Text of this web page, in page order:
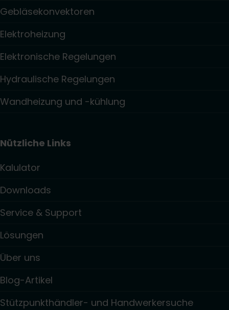
Gebläsekonvektoren
Elektroheizung
Elektronische Regelungen
Hydraulische Regelungen
Wandheizung und -kühlung
Nützliche Links
Kalulator
Downloads
Service & Support
Lösungen
Über uns
Blog-Artikel
Stützpunkthändler- und Handwerkersuche